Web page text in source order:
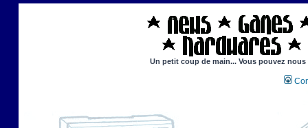
Un petit coup de main... Vous pouvez